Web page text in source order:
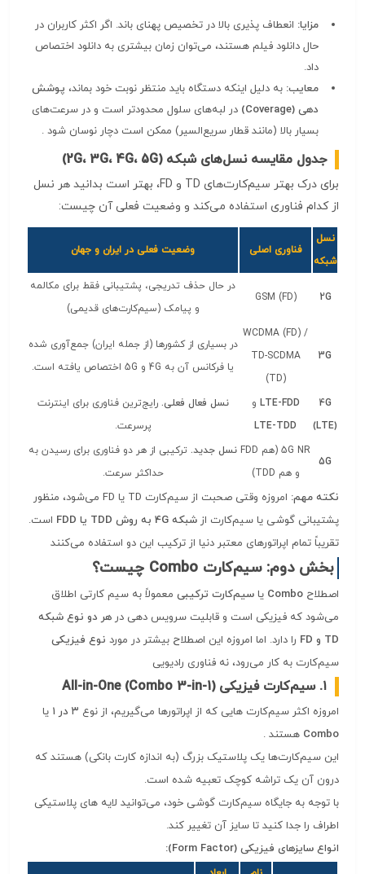
مزایا: انعطاف‌ پذیری بالا در تخصیص پهنای باند. اگر اکثر کاربران در
حال دانلود فیلم هستند، می‌توان زمان بیشتری به دانلود اختصاص
داد.
معایب: به دلیل اینکه دستگاه باید منتظر نوبت خود بماند، پوشش
دهی (Coverage)
در لبه‌های سلول محدودتر است و در سرعت‌های
بسیار بالا (مانند قطار سریع‌السیر) ممکن است دچار نوسان شود .
جدول مقایسه نسل‌های شبکه (2G، 3G، 4G، 5G)
برای درک بهتر سیم‌کارت‌های TD و FD، بهتر است بدانید هر نسل
از کدام فناوری استفاده می‌کند و وضعیت فعلی آن چیست:
نسل
شبکه
فناوری اصلی وضعیت فعلی در ایران و جهان
2G
GSM (FD)
در حال حذف تدریجی، پشتیبانی فقط برای مکالمه
و پیامک (سیم‌کارت‌های قدیمی)
3G
WCDMA (FD) /
TD-SCDMA
(TD)
در بسیاری از کشورها (از جمله ایران) جمع‌آوری شده
یا فرکانس آن به 4G و 5G اختصاص یافته است.
4G
(LTE)
LTE-FDD و
LTE-TDD
نسل فعال فعلی. رایج‌ترین فناوری برای اینترنت
پرسرعت.
5G
5G NR (هم FDD
و هم TDD)
نسل جدید. ترکیبی از هر دو فناوری برای رسیدن به
حداکثر سرعت.
نکته مهم:
امروزه وقتی صحبت از سیم‌کارت TD یا FD می‌شود، منظور
پشتیبانی گوشی یا سیم‌کارت از شبکه 4G به روش TDD یا FDD
است.
تقریباً تمام اپراتورهای معتبر دنیا از ترکیب این دو استفاده می‌کنند
بخش دوم: سیم‌کارت Combo چیست؟
اصطلاح Combo یا سیم‌کارت ترکیبی معمولاً به سیم‌ کارتی اطلاق
می‌شود که فیزیکی است و قابلیت سرویس دهی در هر دو نوع شبکه
TD و FD
را دارد. اما امروزه این اصطلاح بیشتر در مورد نوع فیزیکی
سیم‌کارت به کار می‌رود، نه فناوری رادیویی
۱. سیم‌کارت فیزیکی All-in-One (Combo 3-in-1)
امروزه اکثر سیم‌کارت‌ هایی که از اپراتورها می‌گیریم، از نوع ۳ در ۱
یا
Combo هستند .
این سیم‌کارت‌ها یک پلاستیک بزرگ (به اندازه کارت بانکی) هستند که
درون آن یک تراشه کوچک تعبیه شده است.
با توجه به جایگاه سیم‌کارت گوشی خود، می‌توانید لایه‌ های پلاستیکی
اطراف را جدا کنید تا سایز آن تغییر کند.
انواع سایزهای فیزیکی (Form Factor):